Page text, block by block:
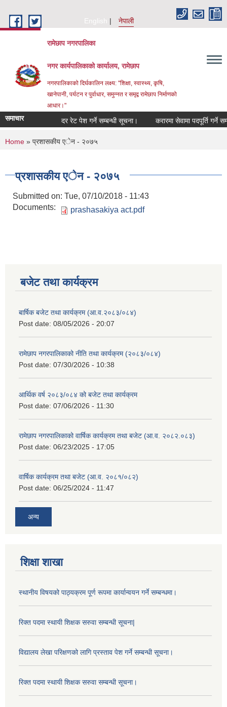
English
नेपाली
रामेछाप नगरपालिका
नगर कार्यपालिकाको कार्यालय, रामेछाप
नगरपालिकाको दिर्घकालिन लक्ष्य: "शिक्षा, स्वास्थ्य, कृषि,
खानेपानी, पर्यटन र पुर्वाधार, समुन्नत र समृद्व रामेछाप निर्माणको
आधार।"
समाचार दर रेट पेश गर्ने सम्बन्धी सूचना। करारमा सेवामा पदपूर्ति गर्ने
You are here
Home » प्रशासकीय एेन - २०७५
प्रशासकीय एेन - २०७५
Submitted on: Tue, 07/10/2018 - 11:43
Documents:
prashasakiya act.pdf
बजेट तथा कार्यक्रम
बार्षिक बजेट तथा कार्यक्रम (आ.व.२०८३/०८४)
Post date: 08/05/2026 - 20:07
रामेछाप नगरपालिकाको नीति तथा कार्यक्रम (२०८३/०८४)
Post date: 07/30/2026 - 10:38
आर्थिक वर्ष २०८३/०८४ को बजेट तथा कार्यक्रम
Post date: 07/06/2026 - 11:30
रामेछाप नगरपालिकाको वार्षिक कार्यक्रम तथा बजेट (आ.व. २०८२.०८३)
Post date: 06/23/2025 - 17:05
वार्षिक कार्यक्रम तथा बजेट (आ.व. २०८१/०८२)
Post date: 06/25/2024 - 11:47
अन्य
शिक्षा शाखा
स्थानीय विषयको पाठ्यक्रम पूर्ण रूपमा कार्यान्वयन गर्ने सम्बन्धमा।
रिक्त पदमा स्थायी शिक्षक सरुवा सम्बन्धी सूचना|
विद्यालय लेखा परिक्षणको लागि प्रस्ताव पेश गर्ने सम्बन्धी सूचना।
रिक्त पदमा स्थायी शिक्षक सरुवा सम्बन्धी सूचना।